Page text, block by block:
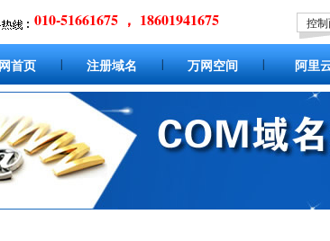
010-51661675 ， 18601941675 控制
首页 注册域名 万网空间 阿里